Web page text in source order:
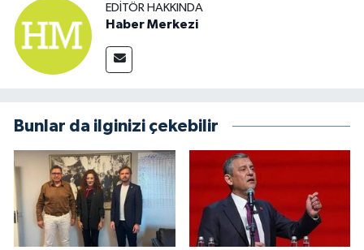
EDITÖR HAKKINDA
Haber Merkezi
Bunlar da ilginizi çekebilir